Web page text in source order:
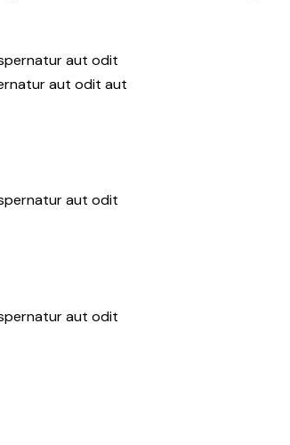
aut odit
aut odit aut
aut odit
aut odit